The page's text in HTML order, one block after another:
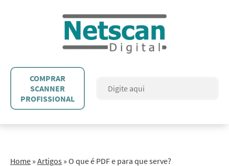
COMPRAR
SCANNER
PROFISSIONAL
Home » Artigos » O que é PDF e para que serve?